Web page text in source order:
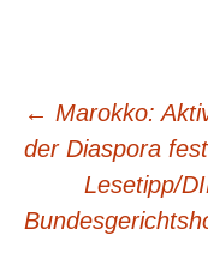
← Marokko:
der Diaspora
Lesetipp/